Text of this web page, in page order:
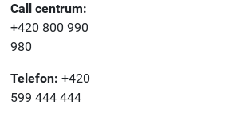
Call centrum:
+420 800 990
980
Telefon: +420
599 444 444